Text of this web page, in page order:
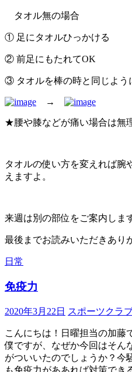
タオル無の場合
① 足にタオルひっかける
② 前足にもたれてOK
③ タオルを棒の時と同じよう
→
★腰や膝などが痛い場合は無
タオルの使い方を変えれば腕
えますよ。
来週は別の部位をご案内しま
最後までお読みいただきあり
日常
免疫力
2020年3月22日 スポーツクラ
こんにちは！日曜担当の加藤
僕ですが、なぜか今回はそん
がついいたのでしょうか？今
も免疫力がああれば対策でき